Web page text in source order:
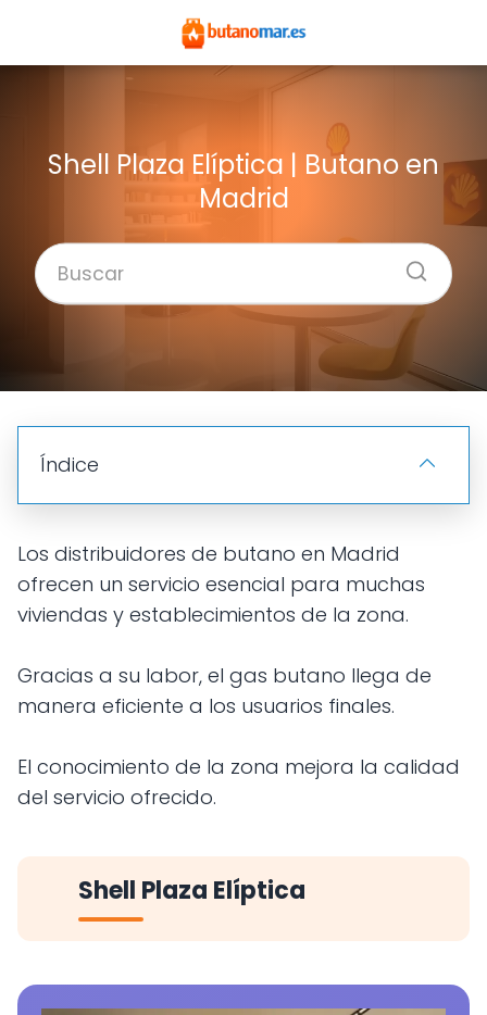
Shell Plaza Elíptica | Butano en
Madrid
Índice
Los distribuidores de butano en Madrid
ofrecen un servicio esencial para muchas
viviendas y establecimientos de la zona.
Gracias a su labor, el gas butano llega de
manera eficiente a los usuarios finales.
El conocimiento de la zona mejora la calidad
del servicio ofrecido.
Shell Plaza Elíptica